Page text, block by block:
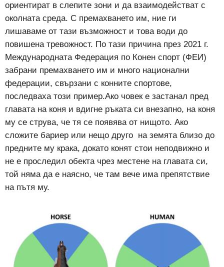
ориентират в слепите зони и да взаимодействат с
околната среда. С премахването им, ние ги
лишаваме от тази възможност и това води до
повишена тревожност. По тази причина през 2021 г.
Международната Федерация по Конен спорт (ФЕИ)
забрани премахването им и много национални
федерации, свързани с конните спортове,
последваха този пример.Ако човек е застанал пред
главата на коня и вдигне ръката си внезапно, на коня
му се струва, че тя се появява от нищото. Ако
сложите бариер или нещо друго на земята близо до
предните му крака, докато конят стои неподвижно и
не е проследил обекта чрез местене на главата си,
той няма да е наясно, че там вече има препятствие
на пътя му.